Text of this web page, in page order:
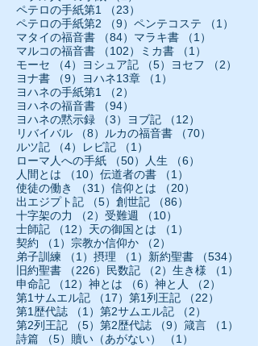
ペテロの手紙第1
（23）
ペテロの手紙第2
（9） 9件の記事
ペンテコステ （1）
マタイの福音書
（84） 84件の記事
マラキ書 （1）
マルコの福音書
（102） 102件の記事
ミカ書 （1）
モーセ
（4） 4件の記事
ヨシュア記 （5） 5件の記事
ヨセフ （2）
ヨナ書
（9） 9件の記事
ヨハネ13章 （1）
ヨハネの手紙第1
（2）
ヨハネの福音書
（94）
ヨハネの黙示録
（3） 3件の記事
ヨブ記 （12）
リバイバル
（8） 8件の記事
ルカの福音書 （70）
ルツ記
（4） 4件の記事
レビ記 （1）
ローマ人への手紙
（50） 50件の記事
人生 （6）
人間とは
（10） 10件の記事
伝道者の書 （1）
使徒の働き
（31） 31件の記事
信仰とは （20）
出エジプト記
（5） 5件の記事
創世記 （86）
十字架の力
（2） 2件の記事
受難週 （10）
士師記
（12） 12件の記事
天の御国とは （1）
契約
（1） 1件の記事
宗教か信仰か （2）
弟子訓練
（1） 1件の記事
摂理 （1） 1件の記事
新約聖書 （534）
旧約聖書
（226） 226件の記事
民数記 （2） 2件の記事
生き様 （1）
申命記
（12） 12件の記事
神とは （6） 6件の記事
神と人 （2）
第1サムエル記
（17） 17件の記事
第1列王記 （22）
第1歴代誌
（1） 1件の記事
第2サムエル記 （2）
第2列王記
（5） 5件の記事
第2歴代誌 （9） 9件の記事
箴言 （1）
詩篇
（5） 5件の記事
贖い（あがない） （1）